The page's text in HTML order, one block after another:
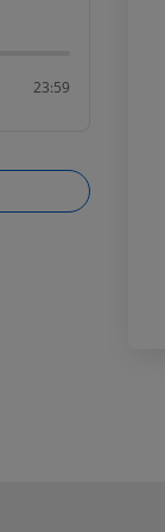
23:59